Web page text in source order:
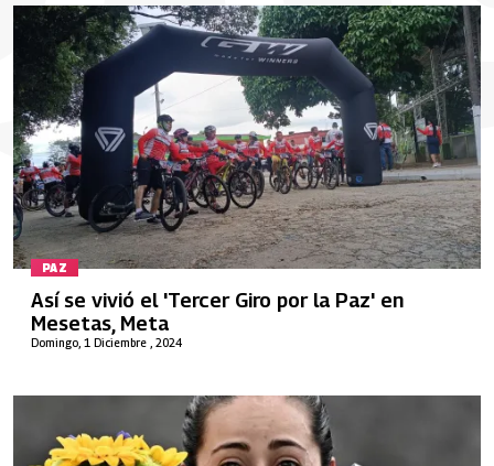
PAZ
Domingo, 1 Diciembre , 2024
Así se vivió el 'Tercer Giro por la Paz' en
Mesetas, Meta